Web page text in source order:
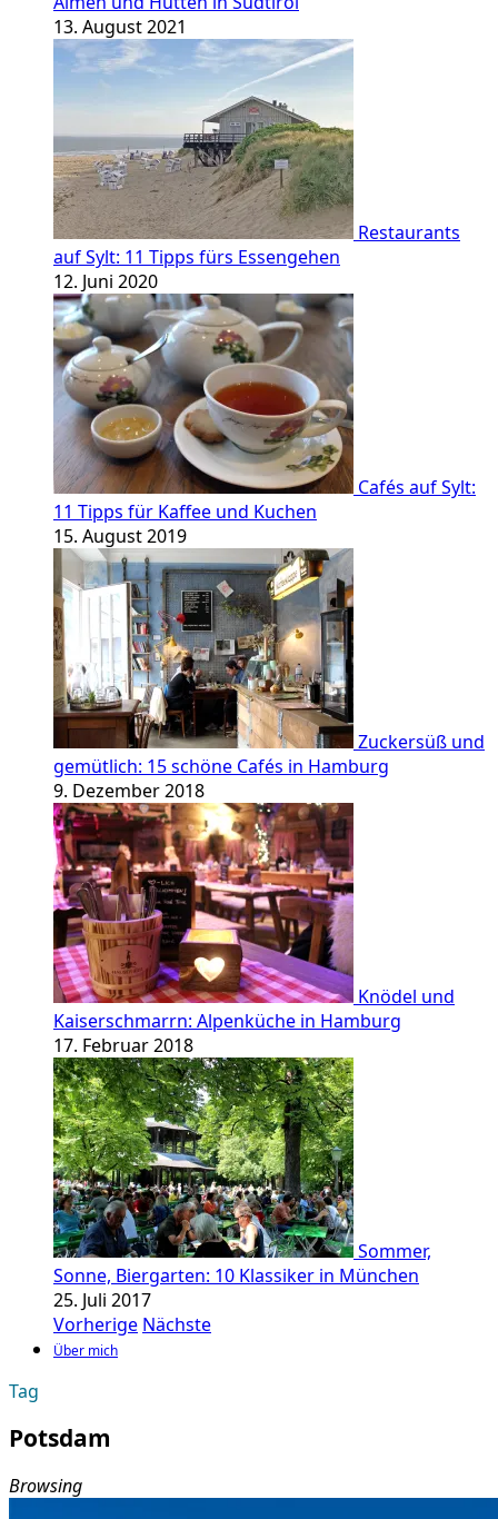
13. August 2021
Restaurants
auf Sylt: 11 Tipps fürs Essengehen
12. Juni 2020
Cafés auf Sylt:
11 Tipps für Kaffee und Kuchen
15. August 2019
Zuckersüß und
gemütlich: 15 schöne Cafés in Hamburg
9. Dezember 2018
Knödel und
Kaiserschmarrn: Alpenküche in Hamburg
17. Februar 2018
Sommer,
Sonne, Biergarten: 10 Klassiker in München
25. Juli 2017
Vorherige Nächste
Über mich
Tag
Potsdam
Browsing